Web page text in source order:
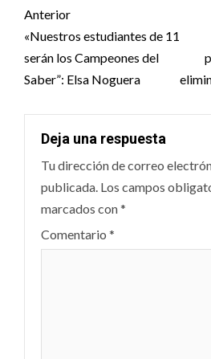
Post
navigation
Anterior
«Nuestros estudiantes de 11
serán los Campeones del
Saber”: Elsa Noguera
Deja una respuesta
Tu dirección de correo
publicada. Los campos
marcados con*
Comentario *